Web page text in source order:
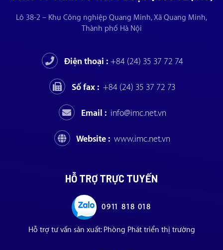
Lô 38-2 – Khu Công nghiệp Quang Minh, Xã Quang Minh,
Thành phố Hà Nội
Điện thoại : +84 (24) 35 37 72 74
Số fax : +84 (24) 35 37 72 73
Email : info@imc.net.vn
Website : www.imc.net.vn
HỖ TRỢ TRỰC TUYẾN
0911 818 018
Hỗ trợ tư vấn sản xuất: Phòng Phát triển thị trường